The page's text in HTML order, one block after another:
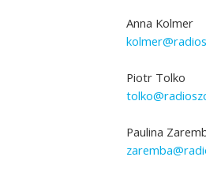
Anna Kolmer
Piotr Tolko
Paulina